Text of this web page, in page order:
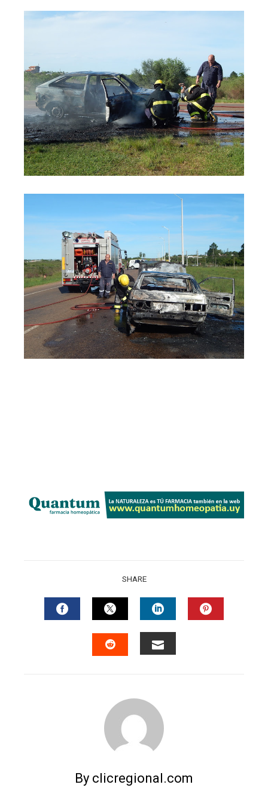
SHARE
FACEBOOKTWITTERLINKEDIN
By clicregional.com